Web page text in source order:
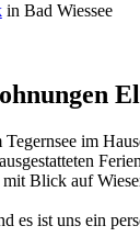
in Bad Wiessee
im
Blick auf
es ist uns ein